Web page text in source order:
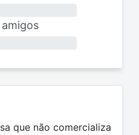
que não comercializa